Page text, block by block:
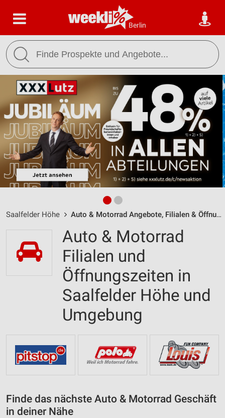
Berlin
Saalfelder Höhe Auto & Motorrad Angebote, Filialen & Öffnungszeiten
Auto & Motorrad
Filialen und
Öffnungszeiten in
Saalfelder Höhe und
Umgebung
Finde das nächste Auto & Motorrad Geschäft
in deiner Nähe